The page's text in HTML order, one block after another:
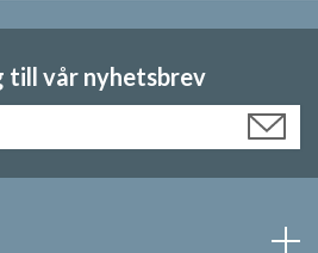
till vår nyhetsbrev